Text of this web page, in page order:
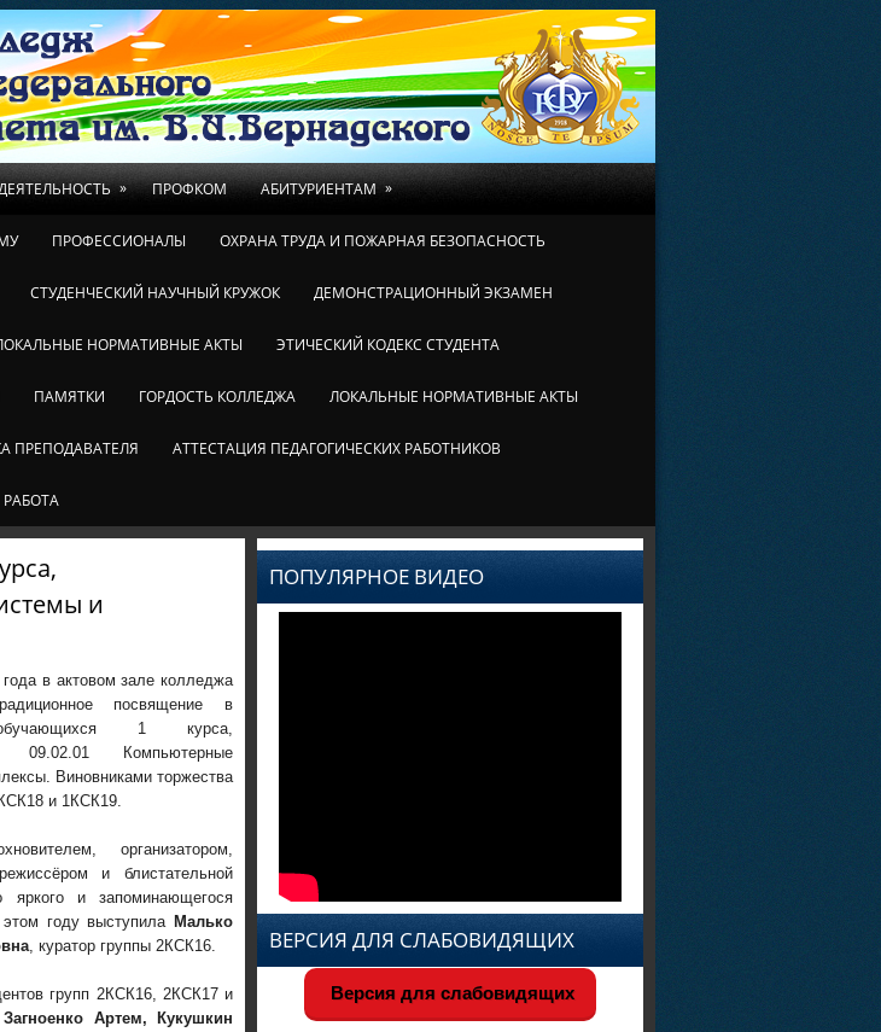
» ПРОФКОМ АБИТУРИЕНТАМ »
ПРОФЕССИОНАЛЫ ОХРАНА ТРУДА И ПОЖАРНАЯ БЕЗОПАСНОСТЬ
СТУДЕНЧЕСКИЙ НАУЧНЫЙ КРУЖОК ДЕМОНСТРАЦИОННЫЙ ЭКЗАМЕН
НОРМАТИВНЫЕ АКТЫ ЭТИЧЕСКИЙ КОДЕКС СТУДЕНТА
ПАМЯТКИ ГОРДОСТЬ КОЛЛЕДЖА ЛОКАЛЬНЫЕ НОРМАТИВНЫЕ АКТЫ
ПРЕПОДАВАТЕЛЯ АТТЕСТАЦИЯ ПЕДАГОГИЧЕСКИХ РАБОТНИКОВ
и
в актовом зале колледжа
посвящение в
1 курса,
09.02.01 Компьютерные
Виновниками торжества
и 1КСК19.
организатором,
и блистательной
яркого и запоминающегося
году выступила Малько
, куратор группы 2КСК16.
групп 2КСК16, 2КСК17 и
Артем, Кукушкин
ПОПУЛЯРНОЕ ВИДЕО
ВЕРСИЯ ДЛЯ СЛАБОВИДЯЩИХ
Версия для слабовидящих